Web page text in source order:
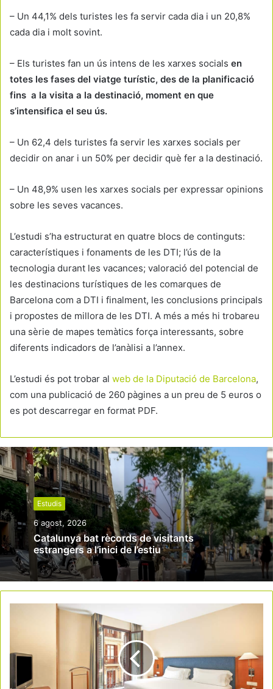
– Un 44,1% dels turistes les fa servir cada dia i un 20,8%
cada dia i molt sovint.
– Els turistes fan un ús intens de les xarxes socials en
totes les fases del viatge turístic, des de la planificació
fins a la visita a la destinació, moment en que
s’intensifica el seu ús.
– Un 62,4 dels turistes fa servir les xarxes socials per
decidir on anar i un 50% per decidir què fer a la destinació.
– Un 48,9% usen les xarxes socials per expressar opinions
sobre les seves vacances.
L’estudi s’ha estructurat en quatre blocs de continguts:
característiques i fonaments de les DTI; l’ús de la
tecnologia durant les vacances; valoració del potencial de
les destinacions turístiques de les comarques de
Barcelona com a DTI i finalment, les conclusions principals
i propostes de millora de les DTI. A més a més hi trobareu
una sèrie de mapes temàtics força interessants, sobre
diferents indicadors de l’anàlisi a l’annex.
L’estudi és pot trobar al web de la Diputació de Barcelona,
com una publicació de 260 pàgines a un preu de 5 euros o
es pot descarregar en format PDF.
Estudis
6 agost, 2026
Catalunya bat rècords de visitants
estrangers a l’inici de l’estiu